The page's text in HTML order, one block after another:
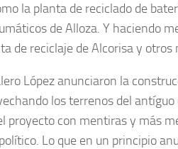
la planta de reciclado de
de Alloza. Y haciendo
de reciclaje de Alcorisa y otros
López anunciaron la
los terrenos del
proyecto con mentiras y más
Lo que en un principio